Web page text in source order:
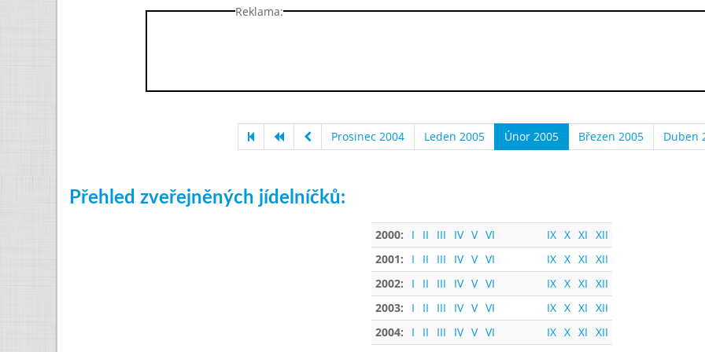
Reklama:
Prosinec 2004 Leden 2005 Únor 2005 Březen 2005 Duben
Přehled zveřejněných jídelníčků:
2000: I II III IV V VI IX X XI XII
2001:
I II III IV V VI IX X XI XII
2002:
I II III IV V VI IX X XI XII
2003:
I II III IV V VI IX X XI XII
2004:
I II III IV V VI IX X XI XII